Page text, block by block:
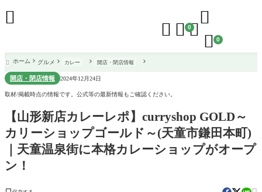
  0

 0

 ホーム グルメ カレー 開店・閉店情報
開店・閉店情報 2024年12月24日
取材/掲載時点の情報です。公式等の最新情報もご確認ください。
【山形新店カレーレポ】curryshop GOLD～
カリーショップゴールド～(天童市鎌田本町)
｜天童温泉街に本格カレーショップがオープ
ン！